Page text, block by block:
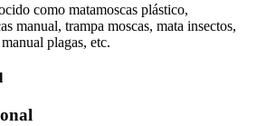
como matamoscas plástico,
manual, trampa moscas, mata insectos,
plagas, etc.